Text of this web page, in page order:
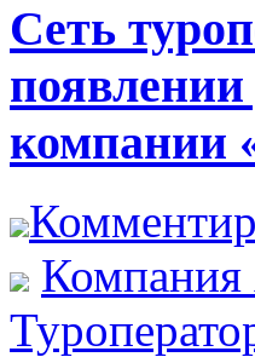
Сеть
появлении
компании